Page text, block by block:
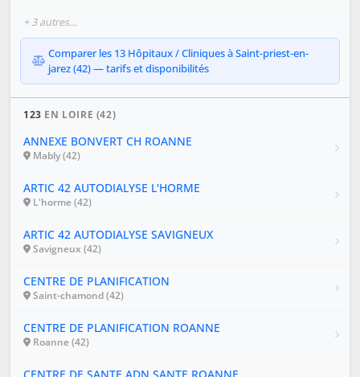
+ 3 autres…
Comparer les 13 Hôpitaux / Cliniques à Saint-priest-en-
jarez (42) — tarifs et disponibilités
123 EN LOIRE (42)
ANNEXE BONVERT CH ROANNE
Mably (42)
ARTIC 42 AUTODIALYSE L'HORME
L'horme (42)
ARTIC 42 AUTODIALYSE SAVIGNEUX
Savigneux (42)
CENTRE DE PLANIFICATION
Saint-chamond (42)
CENTRE DE PLANIFICATION ROANNE
Roanne (42)
CENTRE DE SANTE ADN SANTE ROANNE